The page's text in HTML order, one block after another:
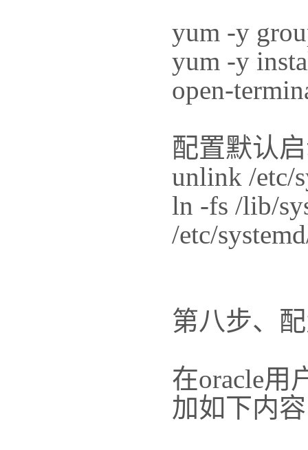
yum -y
yum -y
open-
配置默认
unlink /etc/
ln -fs /lib/
/etc/
第八步、
在oracle用
加如下内